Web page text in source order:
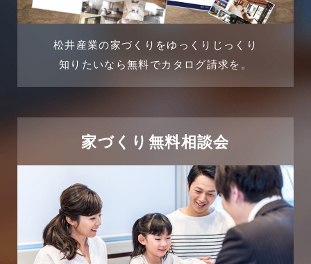
土地活用提案
売買物件
太陽光発電活用事例
市民リフォームサービス
店舗・テナント施工事例
2024年4月
2024年2月
2023年12月
2023年11月
2023年10月
松井産業の家づくりをゆっくりじっくり
知りたいなら無料でカタログ請求を。
家づくり無料相談会